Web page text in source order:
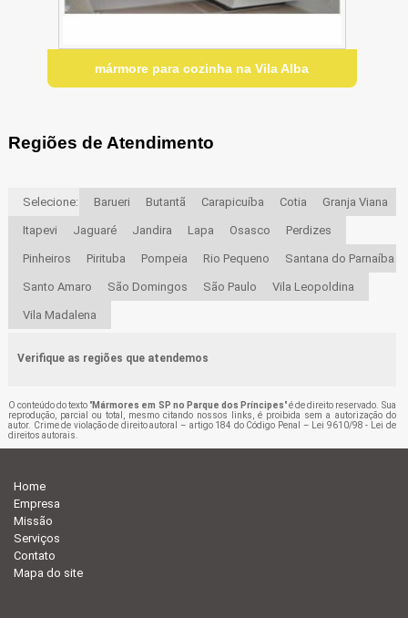
mármore para cozinha na Vila Alba
Regiões de Atendimento
Selecione: Barueri Butantã Carapicuíba Cotia Granja Viana
Itapevi Jaguaré Jandira Lapa Osasco Perdizes
Pinheiros Pirituba Pompeia Rio Pequeno Santana do Parnaíba
Santo Amaro São Domingos São Paulo Vila Leopoldina
Vila Madalena
Verifique as regiões que atendemos
O conteúdo do texto "Mármores em SP no Parque dos Príncipes" é de direito reservado. Sua
reprodução, parcial ou total, mesmo citando nossos links, é proibida sem a autorização do
autor. Crime de violação de direito autoral – artigo 184 do Código Penal –
Lei 9610/98 - Lei de
direitos autorais
Home
Empresa
Missão
Serviços
Contato
Mapa do site